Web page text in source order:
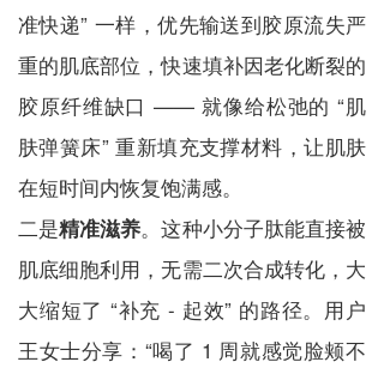
准快递” 一样，优先输送到胶原流失严
重的肌底部位，快速填补因老化断裂的
胶原纤维缺口 —— 就像给松弛的 “肌
肤弹簧床” 重新填充支撑材料，让肌肤
在短时间内恢复饱满感。
二是精准滋养。这种小分子肽能直接被
肌底细胞利用，无需二次合成转化，大
大缩短了 “补充 - 起效” 的路径。用户
王女士分享：“喝了 1 周就感觉脸颊不